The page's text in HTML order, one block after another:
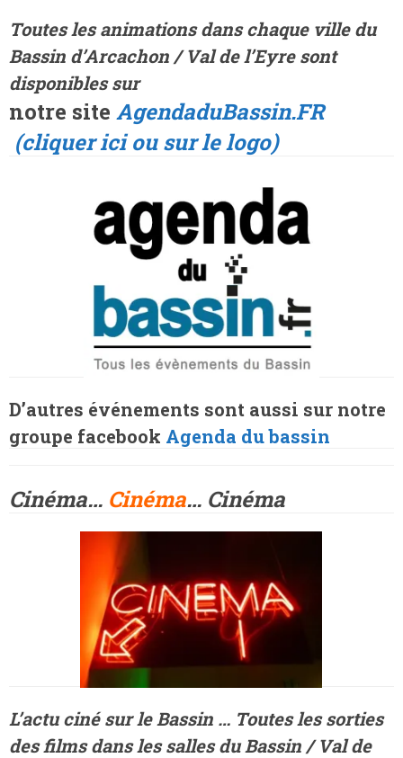
Toutes les animations danschaque villedu
Bassin d’Arcachon / Val de l’Eyre sont
disponibles sur
notre site AgendaduBassin.FR
(cliquer ici ou sur le logo)
D’autres événements sont aussi sur notre
groupe facebook Agenda du bassin
Cinéma… Cinéma… Cinéma
L’actu ciné sur le Bassin … Toutes les sorties
des films dans les salles du Bassin / Val de